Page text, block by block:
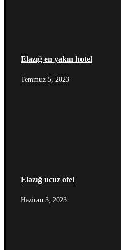
Elazığ en yakın hotel
Temmuz 5, 2023
Elazığ ucuz otel
Haziran 3, 2023